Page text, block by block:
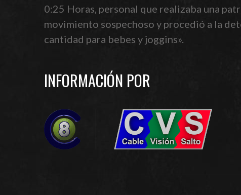
0:25 Horas, personal que realizaba una
movimiento sospechoso y procedió a la
cantidad para bebes y joggins».
INFORMACIÓN POR